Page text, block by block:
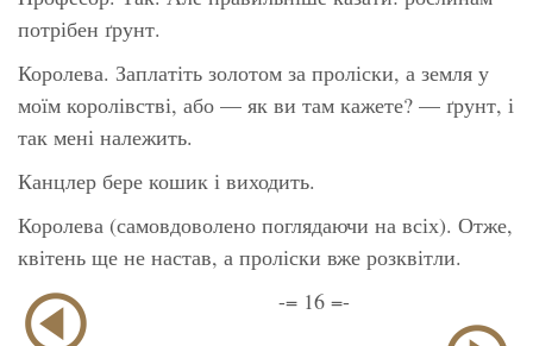
потрібен ґрунт.
Королева. Заплатіть золотом за проліски, а земля у
моїм королівстві, або — як ви там кажете? — ґрунт, і
так мені належить.
Канцлер бере кошик і виходить.
Королева (самовдоволено поглядаючи на всіх). Отже,
квітень ще не настав, а проліски вже розквітли.
-= 16 =-